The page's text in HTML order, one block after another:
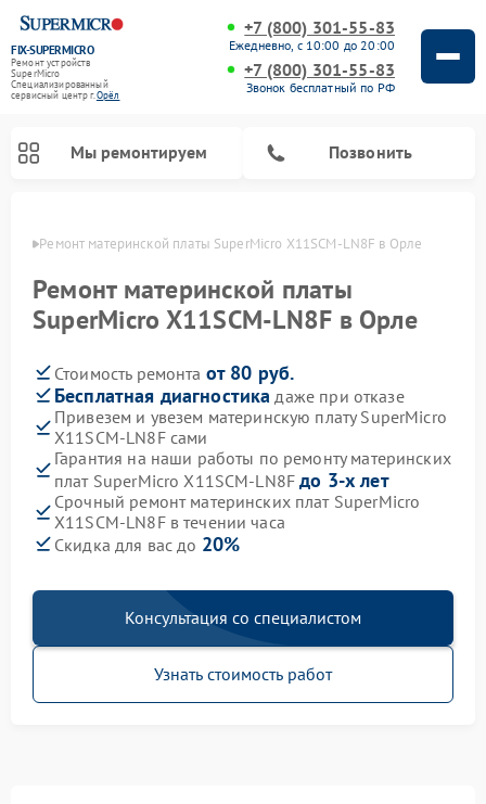
FIX-SUPERMICRO
Ремонт устройств
SuperMicro
Специализированный
cервисный центр г.Орёл
+7 (800) 301-55-83
Ежедневно, с 10:00 до 20:00
+7 (800) 301-55-83
Звонок бесплатный по РФ
Мы ремонтируем Позвонить
Ремонт материнской платы SuperMicro X11SCM-LN8F в Орле
Ремонт материнской платы
SuperMicro X11SCM-LN8F в Орле
Стоимость ремонта от 80 руб.
Бесплатная диагностика даже при отказе
Привезем и увезем материнскую плату SuperMicro
X11SCM-LN8F сами
Гарантия на наши работы по ремонту материнских
плат SuperMicro X11SCM-LN8Fдо 3-х лет
Срочный ремонт материнских плат SuperMicro
X11SCM-LN8F в течении часа
Скидка для вас до 20%
Консультация со специалистом
Узнать стоимость работ